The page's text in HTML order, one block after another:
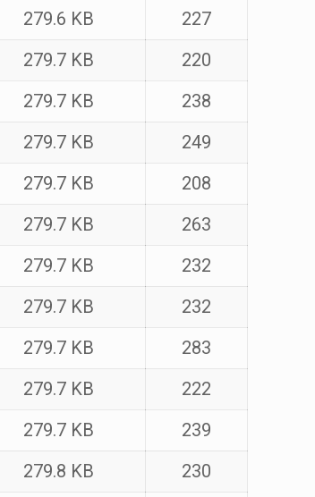
279.6 KB
227
279.7 KB
220
279.7 KB
238
279.7 KB
249
279.7 KB
208
279.7 KB
263
279.7 KB
232
279.7 KB
232
279.7 KB
283
279.7 KB
222
279.7 KB
239
279.8 KB
230